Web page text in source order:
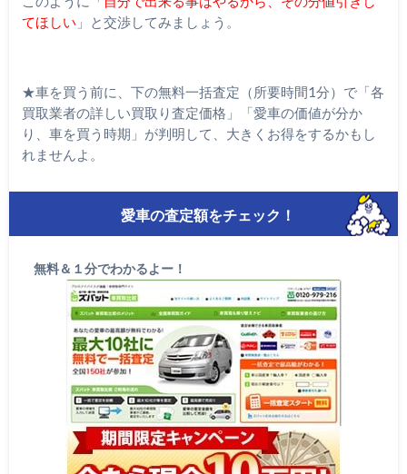
てほしい 」と交渉してみましょう。
★車を買う前に、下の無料一括査定（所要時間1分）で「各
買取業者の詳しい買取り査定価格」「愛車の価値が分か
り、車を買う時期」が判明して、大きくお得をするかもし
れませんよ。
愛車の査定額をチェック！
無料＆１分でわかるよー！